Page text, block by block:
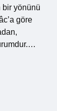
bir yönünü
göre